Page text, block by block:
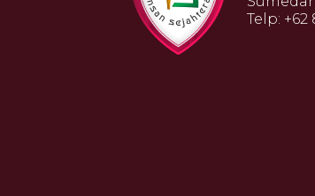
Telp: +62